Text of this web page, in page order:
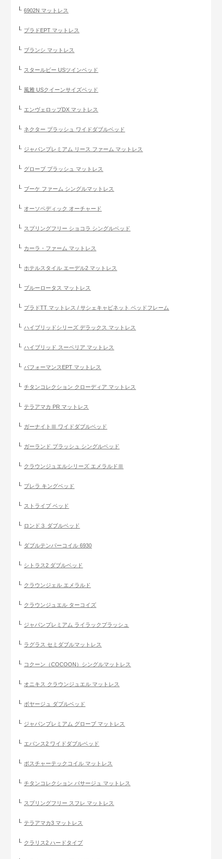
6902N マットレス
プラドEPT マットレス
ブランシ マットレス
スタールビー USツインベッド
風雅 USクイーンサイズベッド
エンヴェロップDX マットレス
ネクター プラッシュ ワイドダブルベッド
ジャパンプレミアム リース ファーム マットレス
グローブ プラッシュ マットレス
ブーケ ファーム シングルマットレス
オーソペディック オーチャード
スプリングフリー ショコラ シングルベッド
カーラ・ファーム マットレス
ホテルスタイル エーデル2 マットレス
ブルーロータス マットレス
プラドTT マットレス / サシェキャビネット ベッドフレーム
ハイブリッドシリーズ デラックス マットレス
ハイブリッド スーペリア マットレス
パフォーマンスEPT マットレス
チタンコレクション クローディア マットレス
テラアマカ PR マットレス
ガーナイトⅢ ワイドダブルベッド
ガーランド プラッシュ シングルベッド
クラウンジュエルシリーズ エメラルドⅢ
ブレラ キングベッド
ストライプ ベッド
ロンド３ ダブルベッド
ダブルテンパーコイル 6930
シトラス2 ダブルベッド
クラウンジェル エメラルド
クラウンジュエル ターコイズ
ジャパンプレミアム ライラックプラッシュ
ラグラス セミダブルマットレス
コクーン（COCOON）シングルマットレス
オニキス クラウンジュエル マットレス
ボヤージュ ダブルベッド
ジャパンプレミアム グローブ マットレス
エバンス2 ワイドダブルベッド
ポスチャーテックコイル マットレス
チタンコレクション パサージュ マットレス
スプリングフリー スフレ マットレス
テラアマカ3 マットレス
クラリス2 ハードタイプ